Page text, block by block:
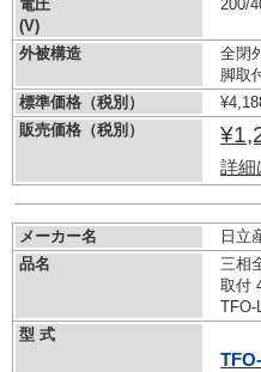
電圧
(V)
200/
外被構造
全閉
脚取
標準価格（税別）
販売価格（税別）
詳細
メーカー名
日立
品名
三相
取付
TFO-
型 式